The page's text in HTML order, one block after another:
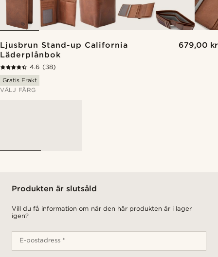
Ljusbrun Stand-up California
Läderplånbok
679,00 kr
4.6 (38)
Gratis Frakt
VÄLJ FÄRG
Produkten är slutsåld
Vill du få information om när den här produkten är i lager
igen?
E-postadress *